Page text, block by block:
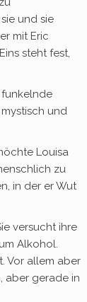
und sie
mit Eric
steht fest,
funkelnde
und
Louisa
zu
in der er Wut
versucht ihre
Alkohol.
Vor allem aber
aber gerade in